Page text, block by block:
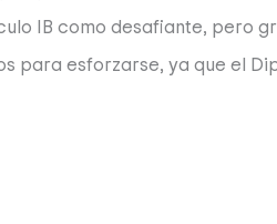
IB como desafiante, pero
para esforzarse, ya que el